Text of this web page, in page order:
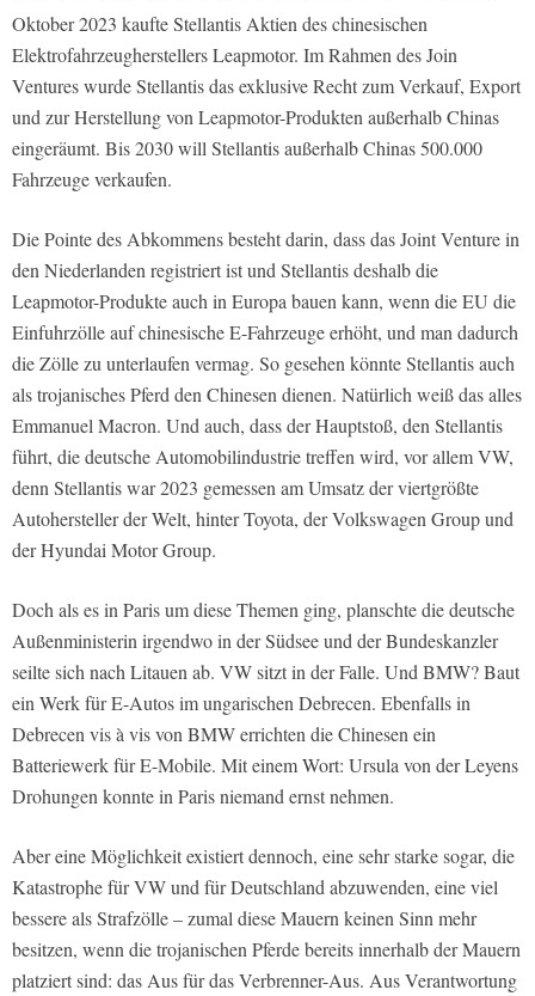
Oktober 2023 kaufte Stellantis Aktien des chinesischen
Elektrofahrzeugherstellers Leapmotor. Im Rahmen des Join
Ventures wurde Stellantis das exklusive Recht zum Verkauf, Export
und zur Herstellung von Leapmotor-Produkten außerhalb Chinas
eingeräumt. Bis 2030 will Stellantis außerhalb Chinas 500.000
Fahrzeuge verkaufen.
Die Pointe des Abkommens besteht darin, dass das Joint Venture in
den Niederlanden registriert ist und Stellantis deshalb die
Leapmotor-Produkte auch in Europa bauen kann, wenn die EU die
Einfuhrzölle auf chinesische E-Fahrzeuge erhöht, und man dadurch
die Zölle zu unterlaufen vermag. So gesehen könnte Stellantis auch
als trojanisches Pferd den Chinesen dienen. Natürlich weiß das alles
Emmanuel Macron. Und auch, dass der Hauptstoß, den Stellantis
führt, die deutsche Automobilindustrie treffen wird, vor allem VW,
denn Stellantis war 2023 gemessen am Umsatz der viertgrößte
Autohersteller der Welt, hinter Toyota, der Volkswagen Group und
der Hyundai Motor Group.
Doch als es in Paris um diese Themen ging, planschte die deutsche
Außenministerin irgendwo in der Südsee und der Bundeskanzler
seilte sich nach Litauen ab. VW sitzt in der Falle. Und BMW? Baut
ein Werk für E-Autos im ungarischen Debrecen. Ebenfalls in
Debrecen vis à vis von BMW errichten die Chinesen ein
Batteriewerk für E-Mobile. Mit einem Wort: Ursula von der Leyens
Drohungen konnte in Paris niemand ernst nehmen.
Aber eine Möglichkeit existiert dennoch, eine sehr starke sogar, die
Katastrophe für VW und für Deutschland abzuwenden, eine viel
bessere als Strafzölle – zumal diese Mauern keinen Sinn mehr
besitzen, wenn die trojanischen Pferde bereits innerhalb der Mauern
platziert sind: das Aus für das Verbrenner-Aus. Aus Verantwortung